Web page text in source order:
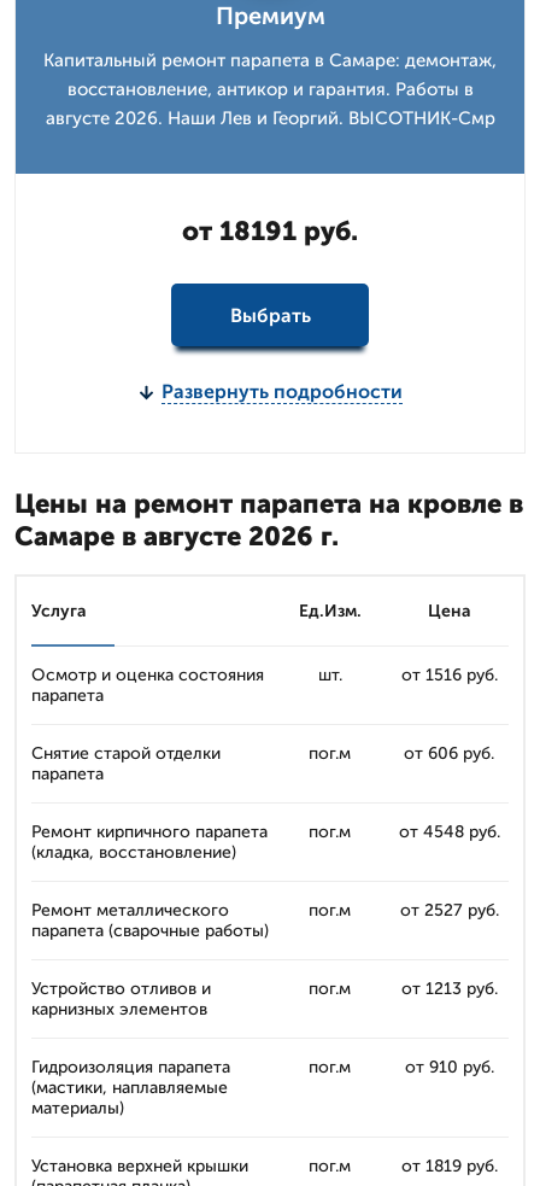
Премиум
Капитальный ремонт парапета в Самаре: демонтаж,
восстановление, антикор и гарантия. Работы в
августе 2026. Наши Лев и Георгий. ВЫСОТНИК-Смр
от 18191 руб.
Выбрать
Развернуть подробности
Цены на ремонт парапета на кровле в
Самаре в августе 2026 г.
Услуга Ед.Изм. Цена
Осмотр и оценка состояния
парапета
шт. от 1516 руб.
Снятие старой отделки
парапета
пог.м от 606 руб.
Ремонт кирпичного парапета
(кладка, восстановление)
пог.м от 4548 руб.
Ремонт металлического
парапета (сварочные работы)
пог.м от 2527 руб.
Устройство отливов и
карнизных элементов
пог.м от 1213 руб.
Гидроизоляция парапета
(мастики, наплавляемые
материалы)
пог.м от 910 руб.
Установка верхней крышки
пог.м от 1819 руб.